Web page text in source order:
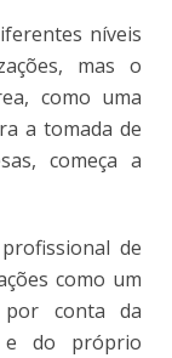
níveis
mas o
como uma
a tomada de
começa a
de
como um
conta da
e do próprio